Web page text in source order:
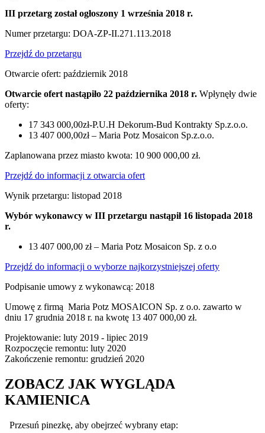
III przetarg został ogłoszony 1 września 2018 r.
Numer przetargu: DOA-ZP-II.271.113.2018
Przejdź do przetargu
Otwarcie ofert: październik 2018
Otwarcie ofert nastąpiło 22 października 2018 r. Wpłynęły dwie
oferty:
17 343 000,00zł-P.U.H Dekorum-Bud Kontrakty Sp.z.o.o.
13 407 000,00zł – Maria Potz Mosaicon Sp.z.o.o.
Zaplanowana przez miasto kwota: 10 900 000,00 zł.
Przejdź do informacji z otwarcia ofert
Wynik przetargu: listopad 2018
Wybór wykonawcy w III przetargu nastąpił 16 listopada 2018
r.
13 407 000,00 zł – Maria Potz Mosaicon Sp. z o.o
Przejdź do informacji o wyborze najkorzystniejszej oferty
Podpisanie umowy z wykonawcą: 2018
Umowę z firmą Maria Potz MOSAICON Sp. z o.o. zawarto w
dniu 17 grudnia 2018 r. na kwotę 13 407 000,00 zł.
Projektowanie: luty 2019 - lipiec 2019
Rozpoczęcie remontu: luty 2020
Zakończenie remontu: grudzień 2020
ZOBACZ JAK WYGLĄDA
KAMIENICA
Przesuń pinezkę, aby obejrzeć wybrany etap: